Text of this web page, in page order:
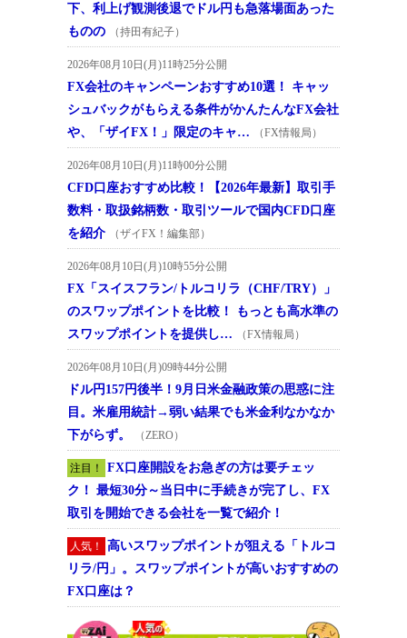
下、利上げ観測後退でドル円も急落場面あった
ものの
（持田有紀子）
2026年08月10日(月)11時25分公開
FX会社のキャンペーンおすすめ10選！ キャッ
シュバックがもらえる条件がかんたんなFX会社
や、「ザイFX！」限定のキャ…
（FX情報局）
2026年08月10日(月)11時00分公開
CFD口座おすすめ比較！【2026年最新】取引手
数料・取扱銘柄数・取引ツールで国内CFD口座
を紹介
（ザイFX！編集部）
2026年08月10日(月)10時55分公開
FX「スイスフラン/トルコリラ（CHF/TRY）」
のスワップポイントを比較！ もっとも高水準の
スワップポイントを提供し…
（FX情報局）
2026年08月10日(月)09時44分公開
ドル円157円後半！9月日米金融政策の思惑に注
目。米雇用統計→弱い結果でも米金利なかなか
下がらず。
（ZERO）
注目！
FX口座開設をお急ぎの方は要チェッ
ク！ 最短30分～当日中に手続きが完了し、FX
取引を開始できる会社を一覧で紹介！
人気！
高いスワップポイントが狙える「トルコ
リラ/円」。スワップポイントが高いおすすめの
FX口座は？